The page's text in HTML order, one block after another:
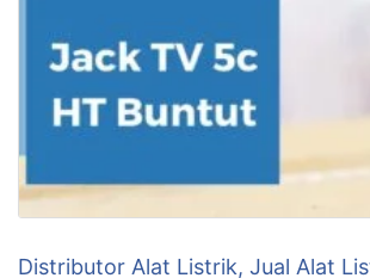
Distributor Alat Listrik, Jual Alat